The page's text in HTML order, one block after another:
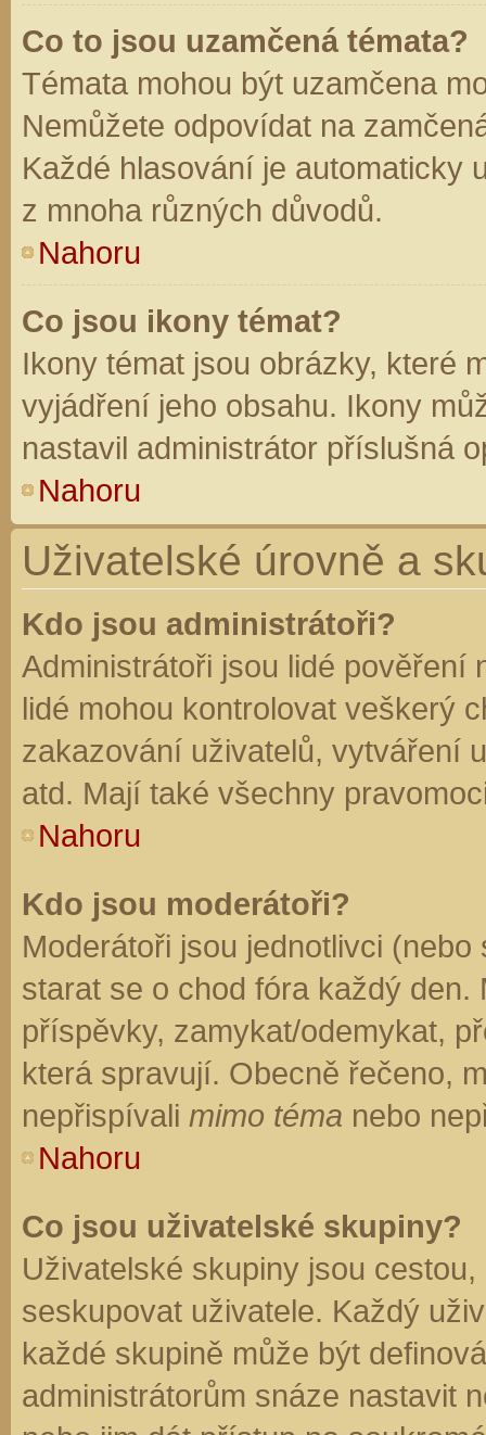
Co to jsou uzamčená témata?
Témata mohou být uzamčena
Nemůžete odpovídat na
Každé hlasování je automaticky
z mnoha různých důvodů.
Nahoru
Co jsou ikony témat?
Ikony témat jsou obrázky, které
vyjádření jeho obsahu. Ikony
nastavil administrátor příslušná
Nahoru
Uživatelské úrovně a
Kdo jsou administrátoři?
Administrátoři jsou lidé pověření
lidé mohou kontrolovat veškerý
zakazování uživatelů, vytváření
atd. Mají také všechny
Nahoru
Kdo jsou moderátoři?
Moderátoři jsou jednotlivci
starat se o chod fóra každý
příspěvky, zamykat/odemykat,
která spravují. Obecně řečeno,
nepřispívali mimo téma nebo
Nahoru
Co jsou uživatelské skupiny?
Uživatelské skupiny jsou
seskupovat uživatele. Každý
každé skupině může být
administrátorům snáze nastavit